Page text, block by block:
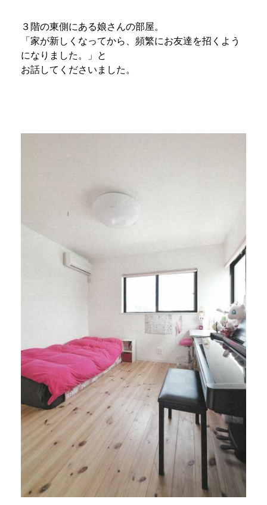
３階の東側にある娘さんの部屋。
「家が新しくなってから、頻繁にお友達を招くよう
になりました。」と
お話してくださいました。